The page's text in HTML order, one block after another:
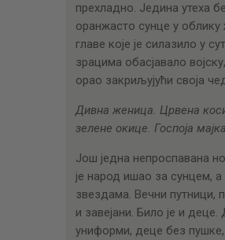
прехладно. Једина утеха
оранжасто сунце у облику
главе које је силазило у
зрацима обасјавало
орао закриљујући своја
Дивна женица. Црвена
зелене окице. Госпоја
Још једна непроспавана
је народ ишао за сунцем, а
звездама. Вечни путници,
и завејани. Било је и деце.
униформи, деце без